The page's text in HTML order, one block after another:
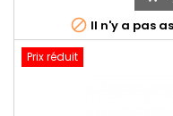
 Il n'y a pas
Prix réduit